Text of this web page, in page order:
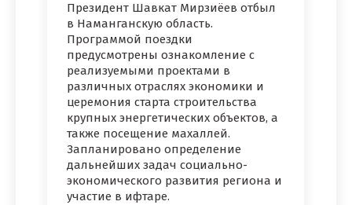
Президент Шавкат Мирзиёев отбыл
в Наманганскую область.
Программой поездки
предусмотрены ознакомление с
реализуемыми проектами в
различных отраслях экономики и
церемония старта строительства
крупных энергетических объектов, а
также посещение махаллей.
Запланировано определение
дальнейших задач социально-
экономического развития региона и
участие в ифтаре.